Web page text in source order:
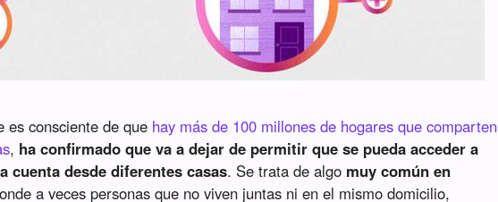
es consciente de que hay más de 100 millones de hogares que comparten
, ha confirmado que va a dejar de permitir que se pueda acceder a
cuenta desde diferentes casas. Se trata de algo muy común en
a veces personas que no viven juntas ni en el mismo domicilio,